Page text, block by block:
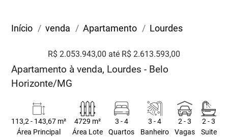
Início venda Apartamento Lourdes
R$ 2.053.943,00 até R$ 2.613.593,00
Apartamento à venda, Lourdes - Belo
Horizonte/MG
113,2 - 143,67 m²
Área Principal
4729 m²
Área Lote
3 - 4
Quartos
3 - 4
Banheiro
2 - 3
Vagas
2 - 3
Suite